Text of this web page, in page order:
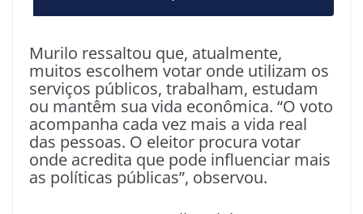
Murilo ressaltou que, atualmente,
muitos escolhem votar onde utilizam os
serviços públicos, trabalham, estudam
ou mantêm sua vida econômica. “O voto
acompanha cada vez mais a vida real
das pessoas. O eleitor procura votar
onde acredita que pode influenciar mais
as políticas públicas”, observou.